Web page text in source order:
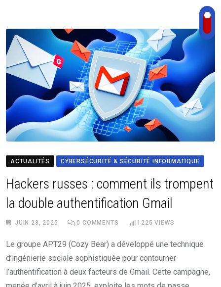
ACTUALITÉS CYBERSÉCURITÉ & SÉCURITÉ INFORMATIQUE
Hackers russes : comment ils trompent
la double authentification Gmail
JUIN 23, 2025 0 COMMENTS 1225 VIEWS
Le groupe APT29 (Cozy Bear) a développé une technique
d’ingénierie sociale sophistiquée pour contourner
l’authentification à deux facteurs de Gmail. Cette campagne,